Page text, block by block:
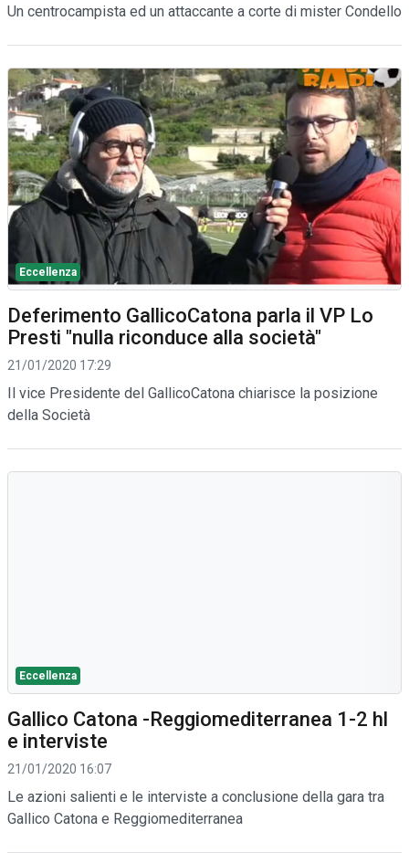
Un centrocampista ed un attaccante a corte di mister Condello
Eccellenza
Deferimento GallicoCatona parla il VP Lo
Presti "nulla riconduce alla società"
21/01/2020 17:29
Il vice Presidente del GallicoCatona chiarisce la posizione
della Società
Eccellenza
Gallico Catona -Reggiomediterranea 1-2 hl
e interviste
21/01/2020 16:07
Le azioni salienti e le interviste a conclusione della gara tra
Gallico Catona e Reggiomediterranea